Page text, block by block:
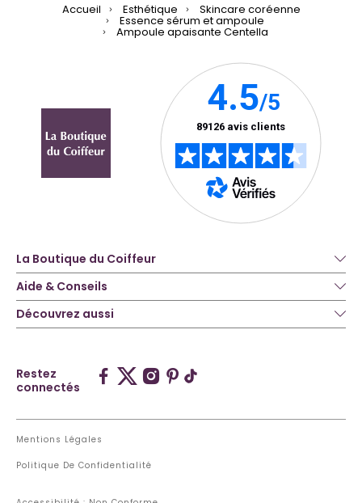
Accueil Esthétique Skincare coréenne
Essence sérum et ampoule
Ampoule apaisante Centella
La Boutique du Coiffeur
Aide & Conseils
Découvrez aussi
Restez
connectés
Mentions Légales
Politique De Confidentialité